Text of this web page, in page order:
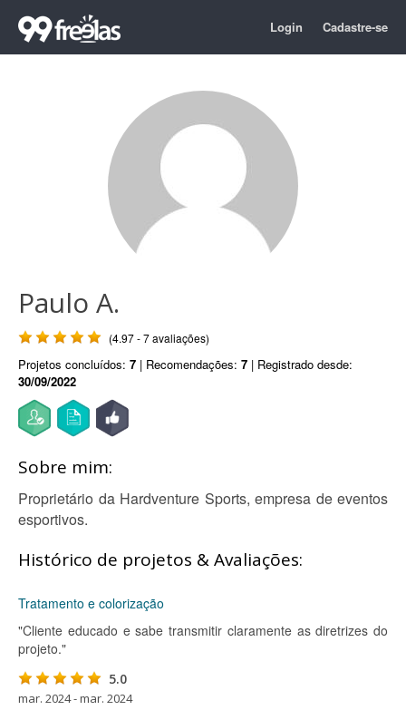
Login Cadastre-se
Paulo A.
(4.97 - 7 avaliações)
Projetos concluídos: 7 | Recomendações: 7 | Registrado desde:
30/09/2022
Sobre mim:
Proprietário da Hardventure Sports, empresa de eventos
esportivos.
Histórico de projetos & Avaliações:
Tratamento e colorização
"Cliente educado e sabe transmitir claramente as diretrizes do
projeto."
5.0
mar. 2024 - mar. 2024